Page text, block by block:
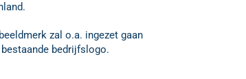
zal o.a. ingezet gaan
bedrijfslogo.